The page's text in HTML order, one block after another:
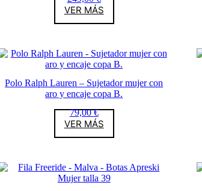
VER MÁS
Polo Ralph Lauren – Sujetador mujer con
aro y encaje copa B.
79,00€
VER MÁS